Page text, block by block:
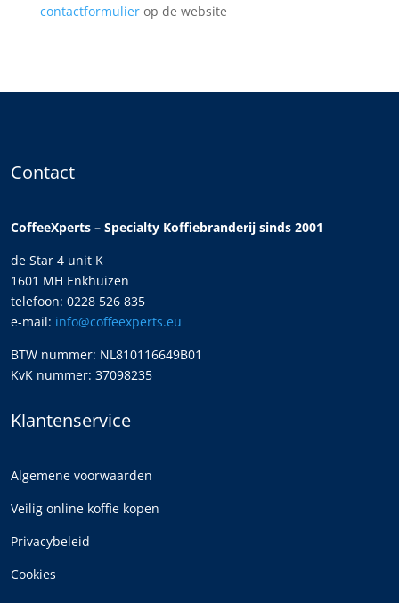
contactformulierop de website
Contact
CoffeeXperts – Specialty Koffiebranderij sinds 2001
de Star 4 unit K
1601 MH Enkhuizen
telefoon: 0228 526 835
e-mail: info@coffeexperts.eu
BTW nummer: NL810116649B01
KvK nummer: 37098235
Klantenservice
Algemene voorwaarden
Veilig online koffie kopen
Privacybeleid
Cookies